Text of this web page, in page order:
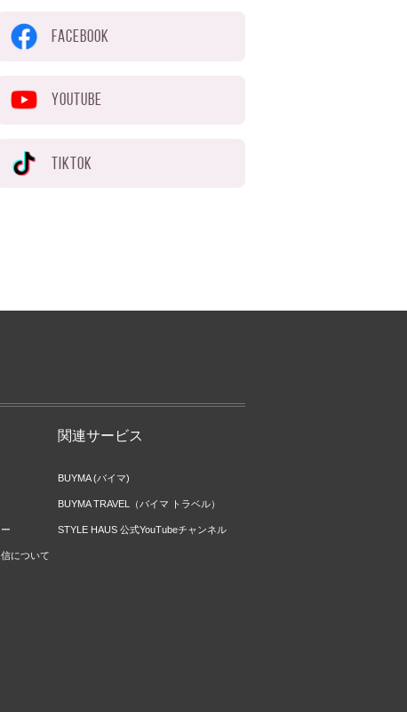
FACEBOOK
YOUTUBE
TIKTOK
について
関連サービス
BUYMA (バイマ)
BUYMA TRAVEL（バイマ トラベル）
STYLE HAUS 公式YouTubeチャンネル